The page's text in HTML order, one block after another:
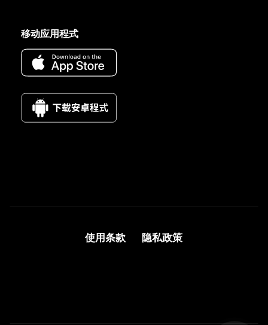
移动应用程式
使用条款 隐私政策